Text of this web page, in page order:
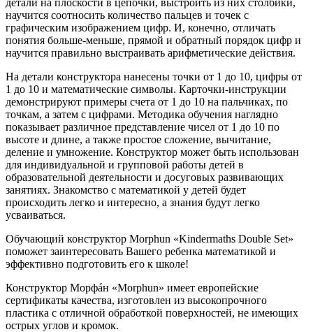
научится соотносить количество пальцев и точек с
графическим изображением цифр. И, конечно, отличать
понятия больше-меньше, прямой и обратный порядок цифр и
научится правильно выстраивать арифметические действия.
На детали конструктора нанесены точки от 1 до 10, цифры от
1 до 10 и математические символы. Карточки-инструкции
демонстрируют примеры счета от 1 до 10 на пальчиках, по
точкам, а затем с цифрами. Методика обучения наглядно
показывает различное представление чисел от 1 до 10 по
высоте и длине, а также простое сложение, вычитание,
деление и умножение. Конструктор может быть использован
для индивидуальной и групповой работы детей в
образовательной деятельности и досуговых развивающих
занятиях. Знакомство с математикой у детей будет
происходить легко и интересно, а знания будут легко
усваиваться.
Обучающий конструктор Morphun «Kindermaths Double Set»
поможет заинтересовать Вашего ребенка математикой и
эффективно подготовить его к школе!
Конструктор Морфáн «Morphun» имеет европейские
сертификаты качества, изготовлен из высокопрочного
пластика с отличной обработкой поверхностей, не имеющих
острых углов и кромок.